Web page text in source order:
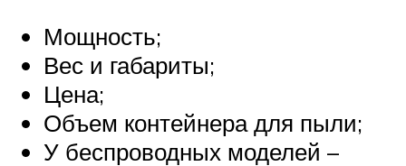
Мощность;
Вес и габариты;
Цена;
Объем контейнера для пыли;
У беспроводных моделей –